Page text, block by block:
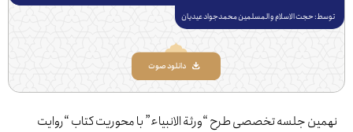
حجت الاسلام و المسلمین محمدجواد عیدیان
دانلود صوت
جلسه تخصصی طرح “ورثة الانبیاء” با محوریت کتاب “روایت